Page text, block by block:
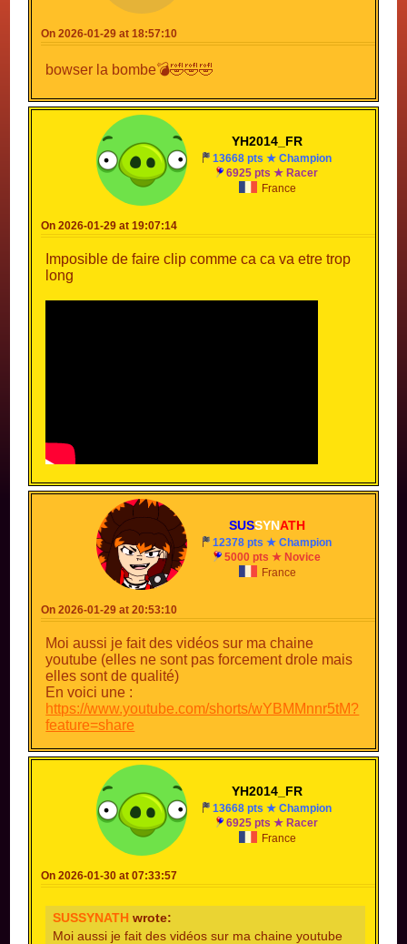
On 2026-01-29 at 18:57:10
bowser la bombe💣🤣🤣🤣
YH2014_FR
13668 pts ★ Champion
6925 pts ★ Racer
France
On 2026-01-29 at 19:07:14
Imposible de faire clip comme ca ca va etre trop
long
SUSSYNATH
12378 pts ★ Champion
5000 pts ★ Novice
France
On 2026-01-29 at 20:53:10
Moi aussi je fait des vidéos sur ma chaine
youtube (elles ne sont pas forcement drole mais
elles sont de qualité)
En voici une :
https://www.youtube.com/shorts/wYBMMnnr5tM?
feature=share
YH2014_FR
13668 pts ★ Champion
6925 pts ★ Racer
France
On 2026-01-30 at 07:33:57
SUSSYNATH wrote:
Moi aussi je fait des vidéos sur ma chaine youtube